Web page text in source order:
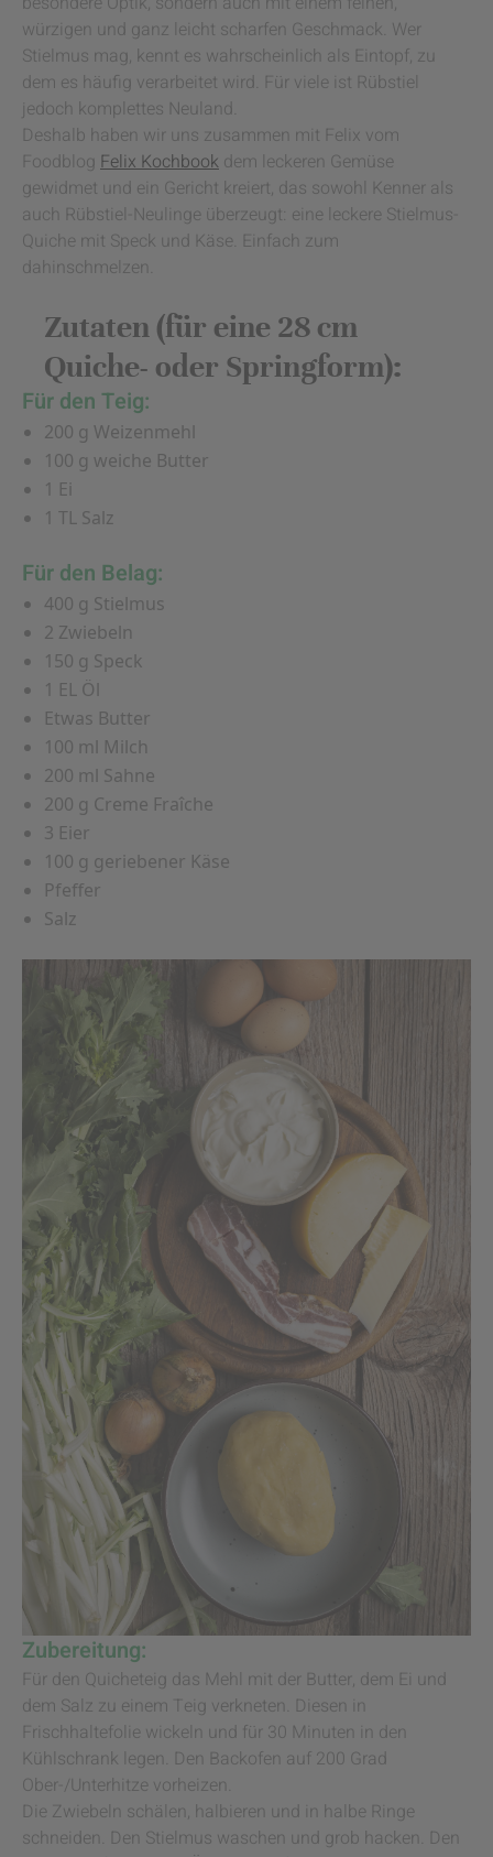
würzigen und ganz leicht scharfen Geschmack. Wer
Stielmus mag, kennt es wahrscheinlich als Eintopf, zu
dem es häufig verarbeitet wird. Für viele ist Rübstiel
jedoch komplettes Neuland.
Deshalb haben wir uns zusammen mit Felix vom
Foodblog Felix Kochbook dem leckeren Gemüse
gewidmet und ein Gericht kreiert, das sowohl Kenner als
auch Rübstiel-Neulinge überzeugt: eine leckere Stielmus-
Quiche mit Speck und Käse. Einfach zum
dahinschmelzen.
Zutaten (für eine 28 cm
Quiche- oder Springform):
Für den Teig:
200 g Weizenmehl
100 g weiche Butter
1 Ei
1 TL Salz
Für den Belag:
400 g Stielmus
2 Zwiebeln
150 g Speck
1 EL Öl
Etwas Butter
100 ml Milch
200 ml Sahne
200 g Creme Fraîche
3 Eier
100 g geriebener Käse
Pfeffer
Salz
Zubereitung:
Für den Quicheteig das Mehl mit der Butter, dem Ei und
dem Salz zu einem Teig verkneten. Diesen in
Frischhaltefolie wickeln und für 30 Minuten in den
Kühlschrank legen. Den Backofen auf 200 Grad
Ober-/Unterhitze vorheizen.
Die Zwiebeln schälen, halbieren und in halbe Ringe
schneiden. Den Stielmus waschen und grob hacken. Den